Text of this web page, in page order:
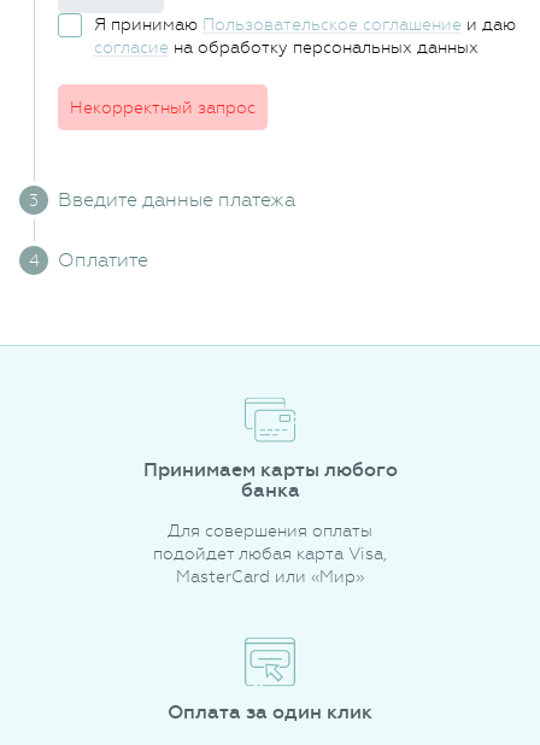
Я принимаю Пользовательское соглашение и даю
согласие на обработку персональных данных
Некорректный запрос
Введите данные платежа
Оплатите
Принимаем карты любого
банка
Для совершения оплаты
подойдет любая карта Visa,
MasterCard или «Мир»
Оплата за один клик